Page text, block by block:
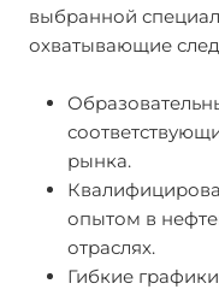
выбранной
охватывающие
рынка.
опытом в
отраслях.
Гибкие